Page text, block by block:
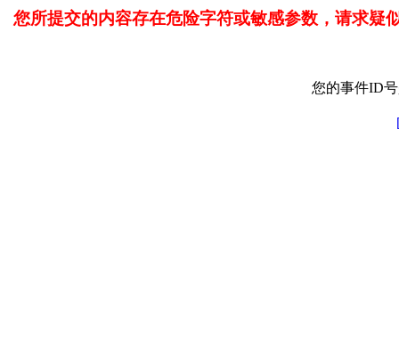
您所提交的内容存在危险字符或敏感参数，请求疑
您的事件ID号